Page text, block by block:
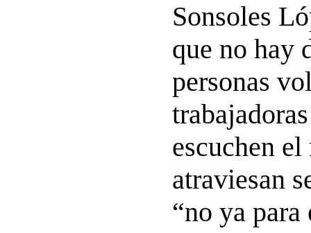
Sonsoles
que no hay
personas
escuchen
atraviesan
“no ya